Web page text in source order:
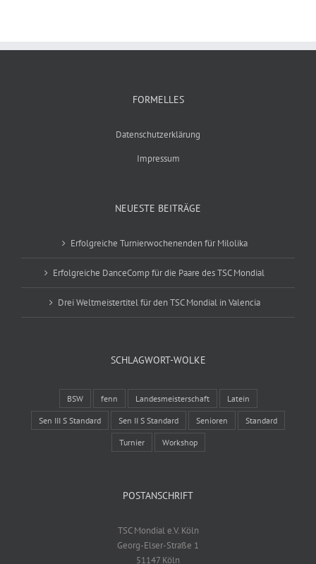
FORMELLES
Datenschutzerklärung
Impressum
NEUESTE BEITRÄGE
Erfolgreiche Turnierwochenenden für Milolika
Erfolgreiche DanceComp für die Paare des TSC Mondial
Drei Weltmeistertitel für den TSC Mondial in Valencia
SCHLAGWORT-WOLKE
BSW fenn Landesmeisterschaft Latein
Sen III S Standard Sen II S Standard Senioren Standard
Turnier Workshop
POSTANSCHRIFT
TSC Mondial e.V. Köln
Georg-Elser-Straße 1
51147 Köln